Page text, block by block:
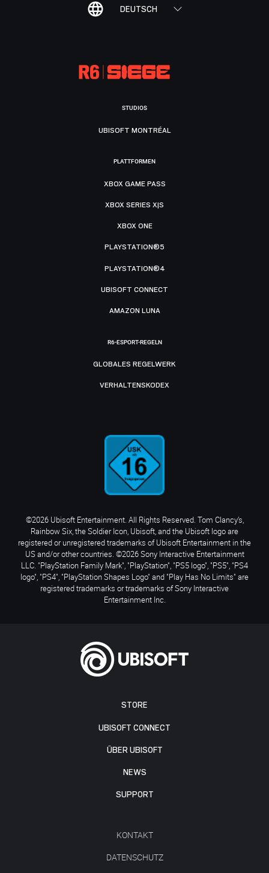
DEUTSCH
STORE
UBISOFT CONNECT
ÜBER UBISOFT
NEWS
SUPPORT
KONTAKT
DATENSCHUTZ
STUDIOS
UBISOFT MONTRÉAL
PLATTFORMEN
XBOX GAME PASS
XBOX SERIES X|S
XBOX ONE
PLAYSTATION®5
PLAYSTATION®4
UBISOFT CONNECT
AMAZON LUNA
R6-ESPORT-REGELN
GLOBALES REGELWERK
VERHALTENSKODEX
©2026 Ubisoft Entertainment. All Rights Reserved. Tom Clancy’s,
Rainbow Six, the Soldier Icon, Ubisoft, and the Ubisoft logo are
registered or unregistered trademarks of Ubisoft Entertainment in the
US and/or other countries. ©2026 Sony Interactive Entertainment
LLC. "PlayStation Family Mark", "PlayStation", "PS5 logo", "PS5", "PS4
logo", "PS4", "PlayStation Shapes Logo" and "Play Has No Limits" are
registered trademarks or trademarks of Sony Interactive
Entertainment Inc.